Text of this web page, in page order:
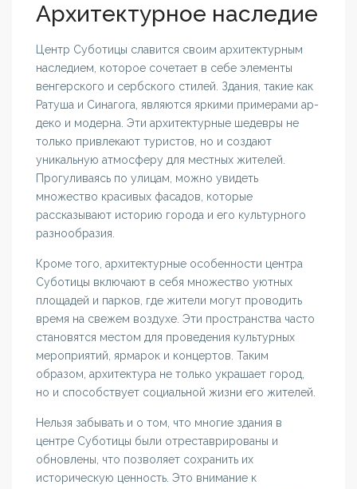
Архитектурное наследие
Центр Суботицы славится своим архитектурным
наследием, которое сочетает в себе элементы
венгерского и сербского стилей. Здания, такие как
Ратуша и Синагога, являются яркими примерами ар-
деко и модерна. Эти архитектурные шедевры не
только привлекают туристов, но и создают
уникальную атмосферу для местных жителей.
Прогуливаясь по улицам, можно увидеть
множество красивых фасадов, которые
рассказывают историю города и его культурного
разнообразия.
Кроме того, архитектурные особенности центра
Суботицы включают в себя множество уютных
площадей и парков, где жители могут проводить
время на свежем воздухе. Эти пространства часто
становятся местом для проведения культурных
мероприятий, ярмарок и концертов. Таким
образом, архитектура не только украшает город,
но и способствует социальной жизни его жителей.
Нельзя забывать и о том, что многие здания в
центре Суботицы были отреставрированы и
обновлены, что позволяет сохранить их
историческую ценность. Это внимание к